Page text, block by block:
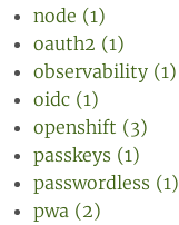
node (1)
oauth2 (1)
observability (1)
oidc (1)
openshift (3)
passkeys (1)
passwordless (1)
pwa (2)